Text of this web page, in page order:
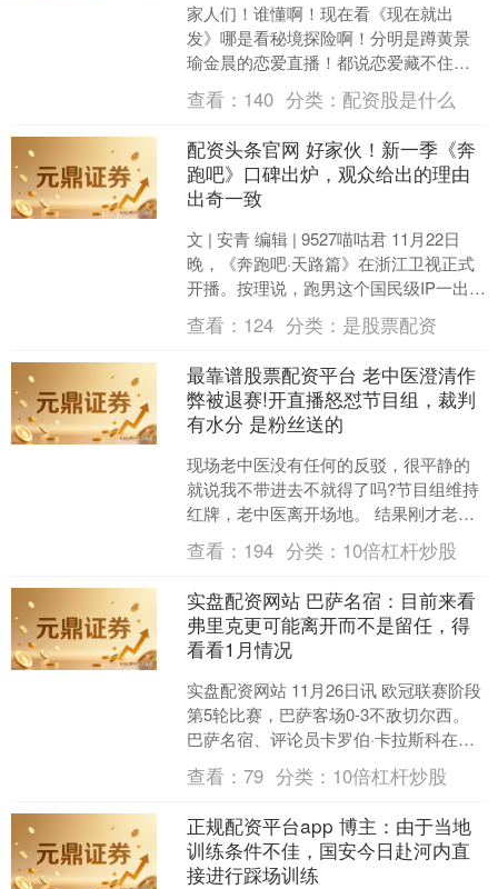
家人们！谁懂啊！现在看《现在就出
发》哪是看秘境探险啊！分明是蹲黄景
瑜金晨的恋爱直播！都说恋爱藏不住，
这俩人直接把 “暧昧” 俩字刻在脸上了！
节目里常驻嘉宾一大....
查看： 140 分类： 配资股是什么
配资头条官网 好家伙！新一季《奔
跑吧》口碑出炉，观众给出的理由
出奇一致
文 | 安青 编辑 | 9527喵咕君 11月22日
晚，《奔跑吧·天路篇》在浙江卫视正式
开播。按理说，跑男这个国民级IP一出现
就应该吊打同行，但这一季的开局却
让....
查看： 124 分类： 是股票配资
最靠谱股票配资平台 老中医澄清作
弊被退赛!开直播怒怼节目组，裁判
有水分 是粉丝送的
现场老中医没有任何的反驳，很平静的
就说我不带进去不就得了吗?节目组维持
红牌，老中医离开场地。 结果刚才老中
医直接在个人抖音账号上开直播，怒怼
节目组不公平，裁判有....
查看： 194 分类： 10倍杠杆炒股
实盘配资网站 巴萨名宿：目前来看
弗里克更可能离开而不是留任，得
看看1月情况
实盘配资网站 11月26日讯 欧冠联赛阶段
第5轮比赛，巴萨客场0-3不敌切尔西。
巴萨名宿、评论员卡罗伯·卡拉斯科在西
班牙六台节目中谈到了弗里克的未来实
盘配资网....
查看：79 分类： 10倍杠杆炒股
正规配资平台app 博主：由于当地
训练条件不佳，国安今日赴河内直
接进行踩场训练